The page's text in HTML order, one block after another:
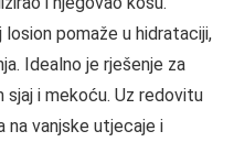
pomaže u hidrataciji,
Idealno je rješenje za
sjaj i mekoću. Uz redovitu
na vanjske utjecaje i